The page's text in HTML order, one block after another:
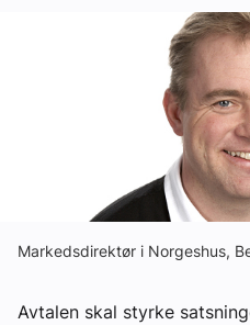
Aktivitetskalender
Bransjekommentar
Markedsdirektør i Norgeshus,
Avtalen skal styrke